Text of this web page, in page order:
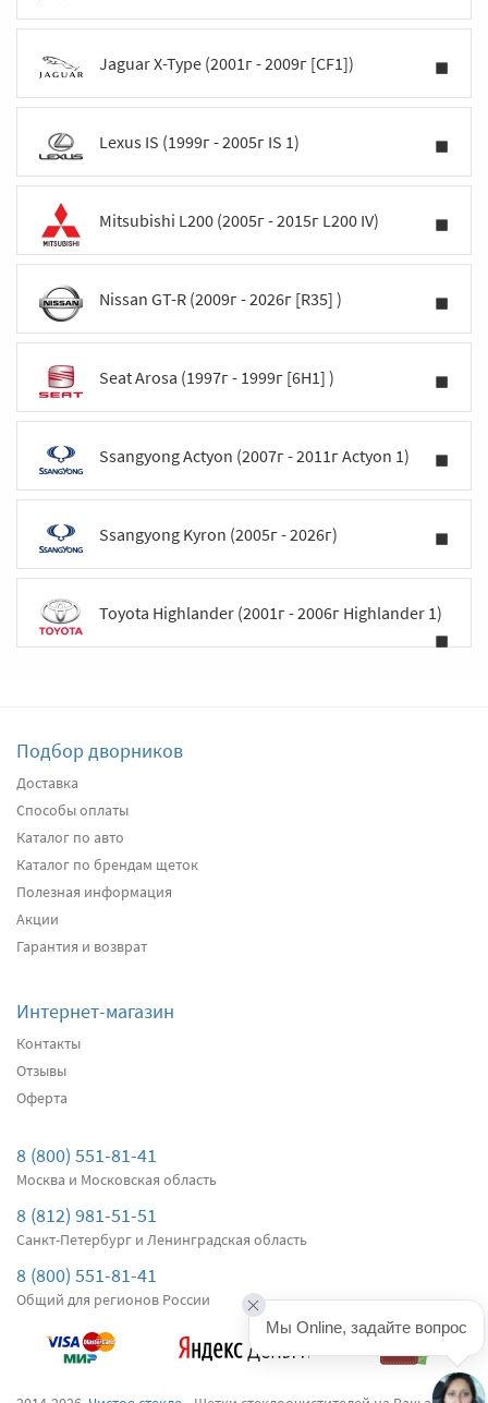
Jaguar X-Type (2001г - 2009г [CF1])
Lexus IS (1999г - 2005г IS 1)
Mitsubishi L200 (2005г - 2015г L200 IV)
Nissan GT-R (2009г - 2026г [R35] )
Seat Arosa (1997г - 1999г [6H1] )
Ssangyong Actyon (2007г - 2011г Actyon 1)
Ssangyong Kyron (2005г - 2026г)
Toyota Highlander (2001г - 2006г Highlander 1)
Подбор дворников
Доставка
Способы оплаты
Каталог по авто
Каталог по брендам щеток
Полезная информация
Акции
Гарантия и возврат
Интернет-магазин
Контакты
Отзывы
Оферта
8 (800) 551-81-41
Москва и Московская область
8 (812) 981-51-51
Санкт-Петербург и Ленинградская область
8 (800) 551-81-41
Общий для регионов России
Мы Online, задайте вопрос